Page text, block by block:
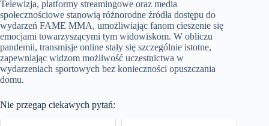
Telewizja, platformy streamingowe oraz media
społecznościowe stanowią różnorodne źródła dostępu do
wydarzeń FAME MMA, umożliwiając fanom cieszenie się
emocjami towarzyszącymi tym widowiskom. W obliczu
pandemii, transmisje online stały się szczególnie istotne,
zapewniając widzom możliwość uczestnictwa w
wydarzeniach sportowych bez konieczności opuszczania
domu.
Nie przegap ciekawych pytań: